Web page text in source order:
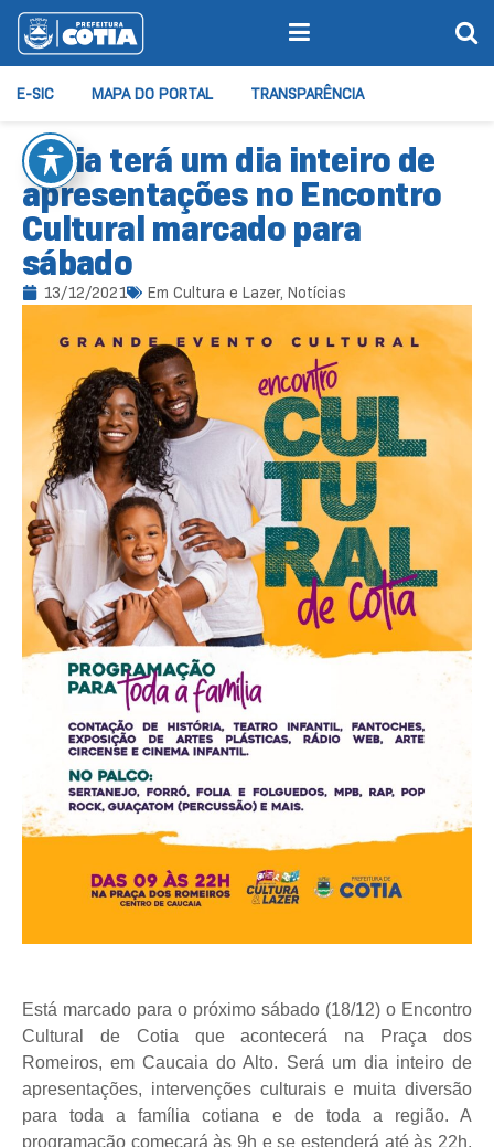
E-SIC MAPA DO PORTAL TRANSPARÊNCIA
Cotia terá um dia inteiro de
apresentações no Encontro
Cultural marcado para
sábado
13/12/2021 Em Cultura e Lazer, Notícias
Está marcado para o próximo sábado (18/12) o Encontro
Cultural de Cotia que acontecerá na Praça dos
Romeiros, em Caucaia do Alto. Será um dia inteiro de
apresentações, intervenções culturais e muita diversão
para toda a família cotiana e de toda a região. A
programação começará às 9h e se estenderá até às 22h,